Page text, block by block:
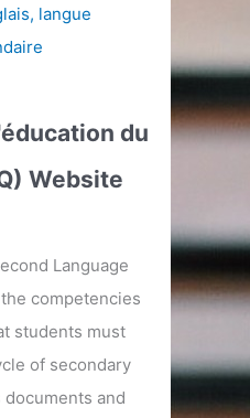
langue
du
Website
Language
competencies
students must
of secondary
documents and